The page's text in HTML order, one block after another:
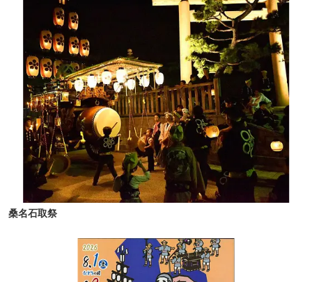
桑名石取祭